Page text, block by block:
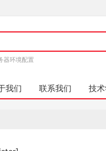
器环境配置
我们 联系我们 技